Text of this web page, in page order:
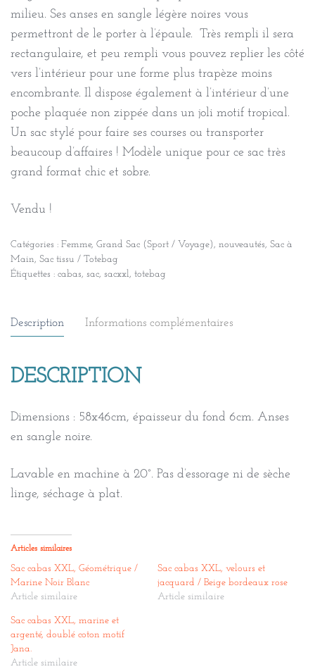
milieu. Ses anses en sangle légère noires vous
permettront de le porter à l’épaule. Très rempli il sera
rectangulaire, et peu rempli vous pouvez replier les côté
vers l’intérieur pour une forme plus trapèze moins
encombrante. Il dispose également à l’intérieur d’une
poche plaquée non zippée dans un joli motif tropical.
Un sac stylé pour faire ses courses ou transporter
beaucoup d’affaires ! Modèle unique pour ce sac très
grand format chic et sobre.
Vendu !
Catégories : Femme, Grand Sac (Sport / Voyage), nouveautés, Sac à
Main, Sac tissu / Totebag
Étiquettes : cabas, sac, sacxxl, totebag
Description Informations complémentaires
DESCRIPTION
Dimensions : 58x46cm, épaisseur du fond 6cm. Anses
en sangle noire.
Lavable en machine à 20°. Pas d’essorage ni de sèche
linge, séchage à plat.
Articles similaires
Sac cabas XXL, Géométrique /
Marine Noir Blanc
Article similaire
Sac cabas XXL, velours et
jacquard / Beige bordeaux rose
Article similaire
Sac cabas XXL, marine et
argenté, doublé coton motif
Jana.
Article similaire